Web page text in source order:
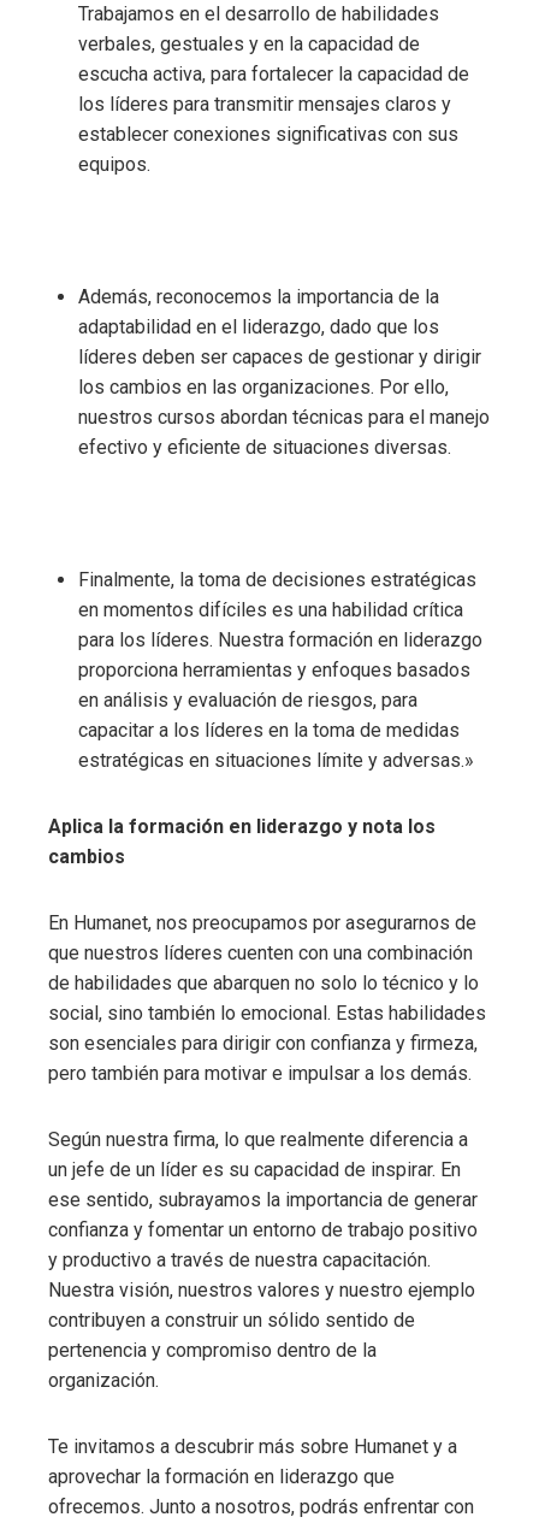
Trabajamos en el desarrollo de habilidades
verbales, gestuales y en la capacidad de
escucha activa, para fortalecer la capacidad de
los líderes para transmitir mensajes claros y
establecer conexiones significativas con sus
equipos.
Además, reconocemos la importancia de la
adaptabilidad en el liderazgo, dado que los
líderes deben ser capaces de gestionar y dirigir
los cambios en las organizaciones. Por ello,
nuestros cursos abordan técnicas para el manejo
efectivo y eficiente de situaciones diversas.
Finalmente, la toma de decisiones estratégicas
en momentos difíciles es una habilidad crítica
para los líderes. Nuestra formación en liderazgo
proporciona herramientas y enfoques basados
en análisis y evaluación de riesgos, para
capacitar a los líderes en la toma de medidas
estratégicas en situaciones límite y adversas.»
Aplica la formación en liderazgo y nota los
cambios
En Humanet, nos preocupamos por asegurarnos de
que nuestros líderes cuenten con una combinación
de habilidades que abarquen no solo lo técnico y lo
social, sino también lo emocional. Estas habilidades
son esenciales para dirigir con confianza y firmeza,
pero también para motivar e impulsar a los demás.
Según nuestra firma, lo que realmente diferencia a
un jefe de un líder es su capacidad de inspirar. En
ese sentido, subrayamos la importancia de generar
confianza y fomentar un entorno de trabajo positivo
y productivo a través de nuestra capacitación.
Nuestra visión, nuestros valores y nuestro ejemplo
contribuyen a construir un sólido sentido de
pertenencia y compromiso dentro de la
organización.
Te invitamos a descubrir más sobre Humanet y a
aprovechar la formación en liderazgo que
ofrecemos. Junto a nosotros, podrás enfrentar con